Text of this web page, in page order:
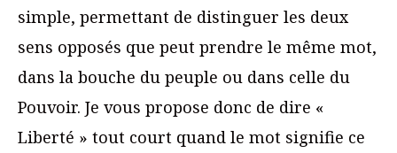
simple, permettant de distinguer les deux
sens opposés que peut prendre le même mot,
dans la bouche du peuple ou dans celle du
Pouvoir. Je vous propose donc de dire «
Liberté » tout court quand le mot signifie ce